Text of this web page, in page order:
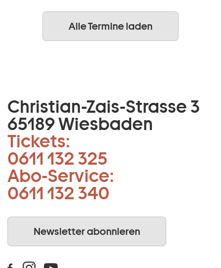
Alle Termine laden
Christian-Zais-Strasse 3
65189 Wiesbaden
Tickets:
0611 132 325
Abo-Service:
0611 132 340
Newsletter abonnieren